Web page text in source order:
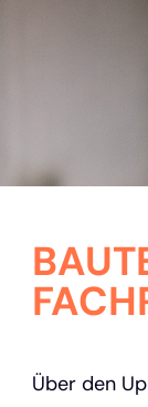
Über den